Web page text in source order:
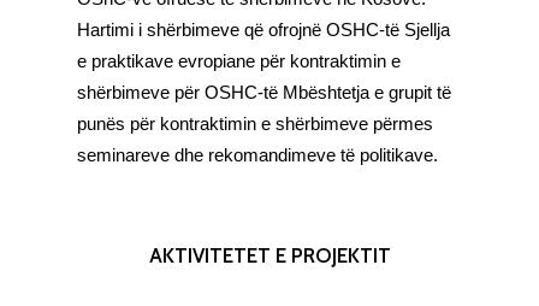
Hartimi i shërbimeve që ofrojnë OSHC-të Sjellja
e praktikave evropiane për kontraktimin e
shërbimeve për OSHC-të Mbështetja e grupit të
punës për kontraktimin e shërbimeve përmes
seminareve dhe rekomandimeve të politikave.
AKTIVITETET E PROJEKTIT